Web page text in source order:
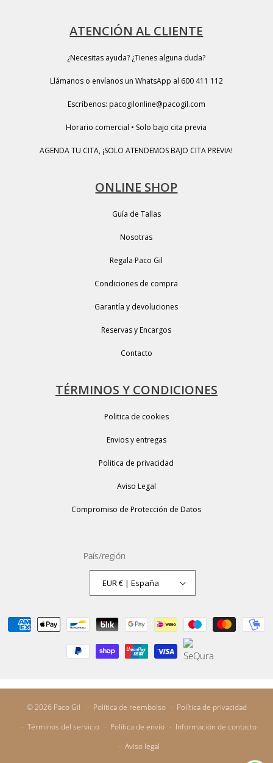
ATENCIÓN AL CLIENTE
¿Necesitas ayuda? ¿Tienes alguna duda?
Llámanos o envíanos un WhatsApp al 600 411 112
Escríbenos: pacogilonline@pacogil.com
Horario comercial • Solo bajo cita previa
AGENDA TU CITA, ¡SOLO ATENDEMOS BAJO CITA PREVIA!
ONLINE SHOP
Guía de Tallas
Nosotras
Regala Paco Gil
Condiciones de compra
Garantía y devoluciones
Reservas y Encargos
Contacto
TÉRMINOS Y CONDICIONES
Politica de cookies
Envios y entregas
Politica de privacidad
Aviso Legal
Compromiso de Protección de Datos
País/región
EUR € | España
de
pago
© 2026 Paco Gil Política de reembolso
Política de privacidad
Términos del servicio
Política de envío
Información de contacto
Aviso legal